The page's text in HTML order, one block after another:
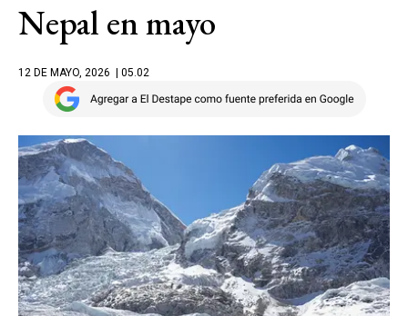
Nepal en mayo
12 DE MAYO, 2026 | 05.02